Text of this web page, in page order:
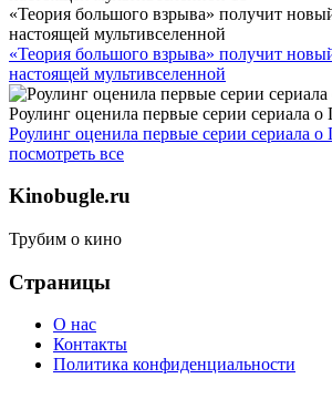
«Теория большого взрыва» получит
настоящей мультивселенной
«Теория большого взрыва» получит
настоящей мультивселенной
Роулинг оценила первые серии сериала о
Роулинг оценила первые серии сериала о
посмотреть все
Kinobugle.ru
Трубим о кино
Страницы
О нас
Контакты
Политика конфиденциальности